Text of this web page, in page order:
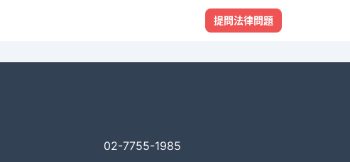
提問法律問題
02-7755-1985